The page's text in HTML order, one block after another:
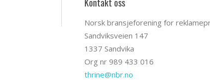
Norsk bransjeforening for
Sandviksveien 147
1337 Sandvika
Org nr 989 433 016
thrine@nbr.no